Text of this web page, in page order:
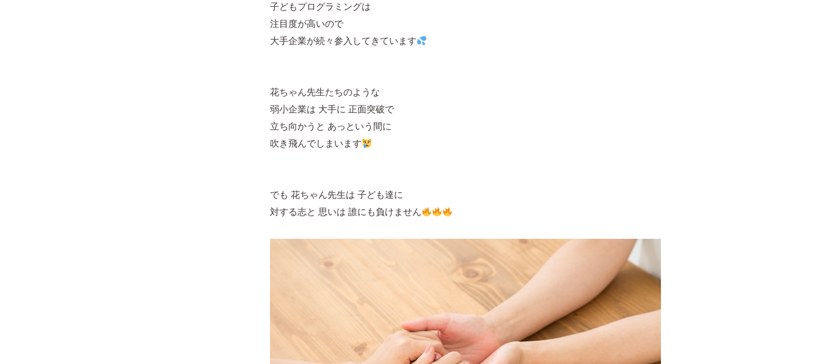
子どもプログラミングは
注目度が高いので
大手企業が続々参入してきています
花ちゃん先生たちのような
弱小企業は 大手に 正面突破で
立ち向かうと あっという間に
吹き飛んでしまいます
でも 花ちゃん先生は 子ども達に
対する志と 思いは 誰にも負けません